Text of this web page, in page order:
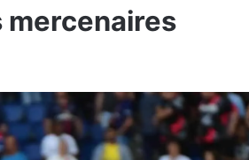
mercenaires